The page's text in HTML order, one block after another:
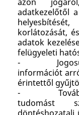
adatkezelőtől
korlátozását,
adatok
felügyeleti
- Jogosult
információt
érintettől
-
tudomást